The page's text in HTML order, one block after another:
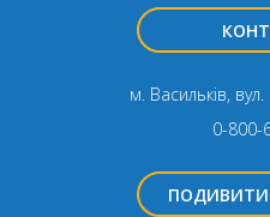
м. Васильків,
0-800-